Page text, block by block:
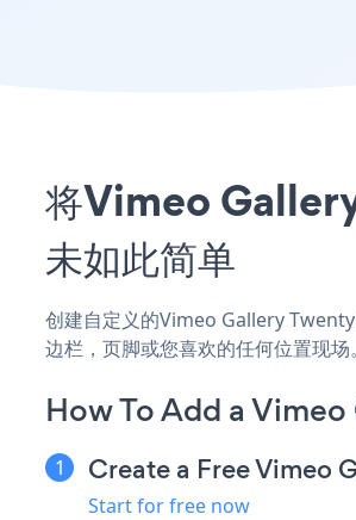
将Vimeo
未如此简单
创建自定义的Vimeo Gallery
边栏，页脚或您喜欢的任何位置现场。
How To Add a
Create a Free Vimeo
Start for free now